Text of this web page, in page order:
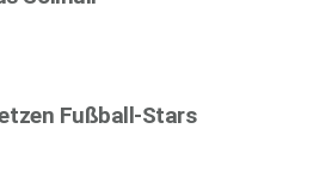
Fußball-Stars